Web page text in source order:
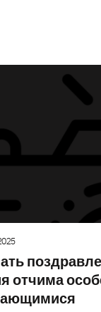
отчима